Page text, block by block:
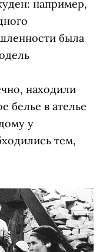
например,
была
находили
белье в ателье
у
тем,